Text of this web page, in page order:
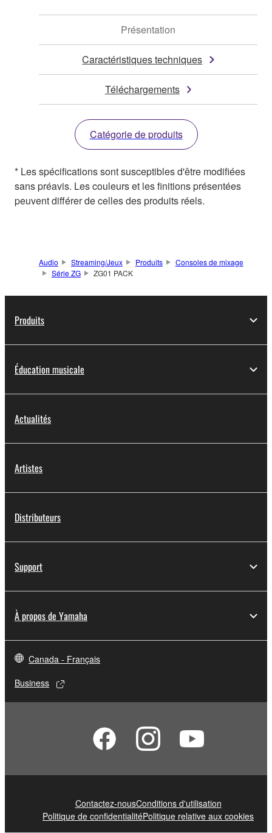
Présentation
Caractéristiques techniques
Téléchargements
Catégorie de produits
* Les spécifications sont susceptibles d'être modifiées
sans préavis. Les couleurs et les finitions présentées
peuvent différer de celles des produits réels.
Audio Streaming/Jeux Produits
Consoles de mixage
Série ZG
ZG01 PACK
Produits
Éducation musicale
Actualités
Artistes
Distributeurs
Support
À propos de Yamaha
Canada - Français
Business
Contactez-nousConditions d'utilisation
Politique de confidentialitéPolitique relative aux cookies